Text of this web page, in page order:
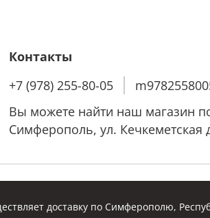
Контакты
+7 (978) 255-80-05
Вы можете найти наш магазин
Симферополь, ул. Кечкеметская
доставку по Симферополю,